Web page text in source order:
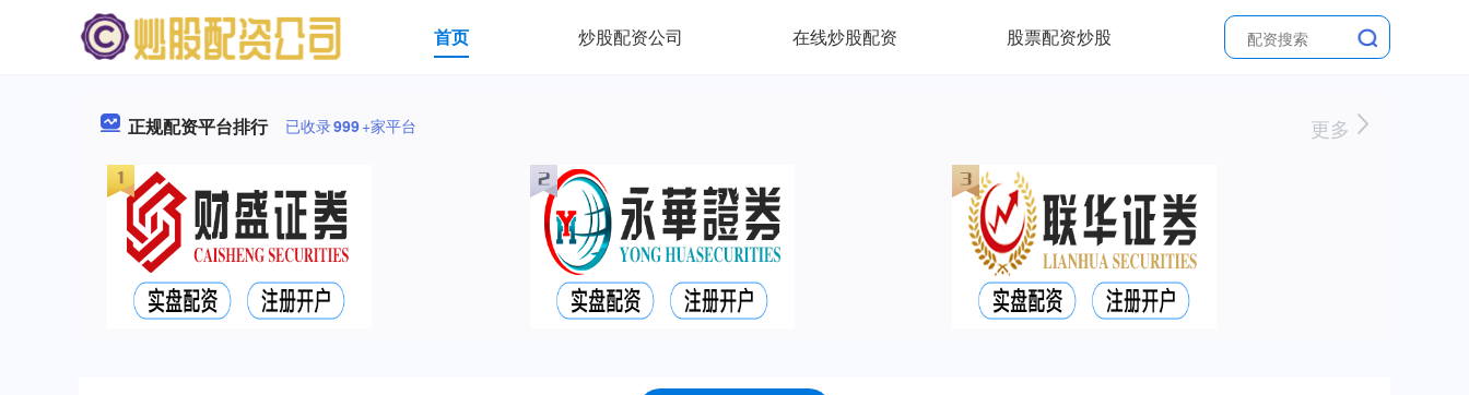
首页 炒股配资公司 在线炒股配资 股票配资炒股
正规配资平台排行 已收录999+家平台 更多